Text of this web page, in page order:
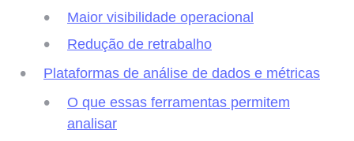
Maior visibilidade operacional
Redução de retrabalho
Plataformas de análise de dados e métricas
O que essas ferramentas permitem
analisar